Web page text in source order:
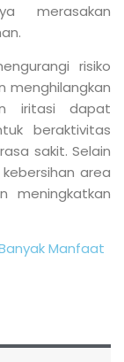
merasakan
risiko
menghilangkan
iritasi dapat
beraktivitas
sakit. Selain
area
meningkatkan
Manfaat